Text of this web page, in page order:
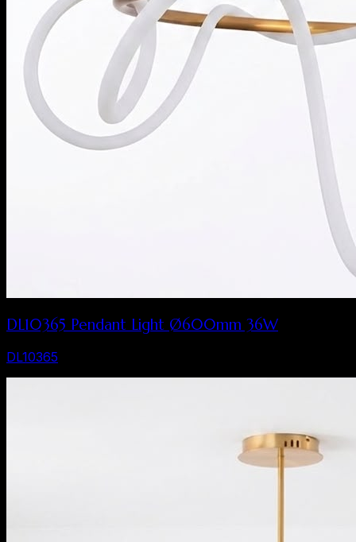
DL10365 Pendant Light Ø600mm 36W
DL10365